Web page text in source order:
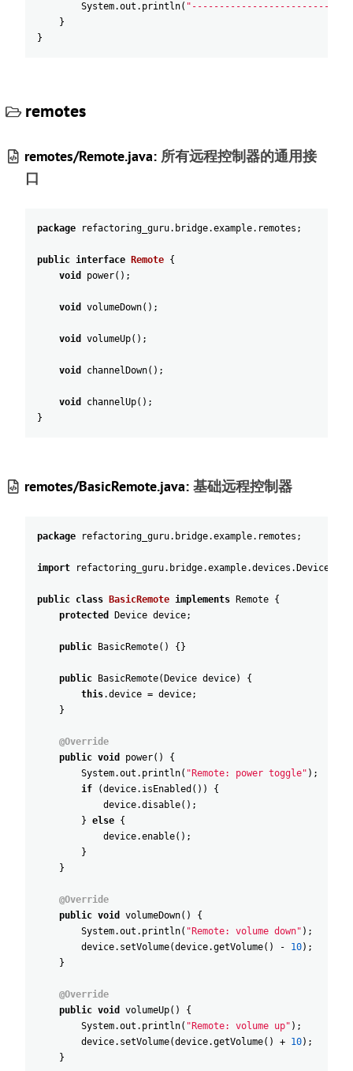
System.out . println(
}
}
remotes
remotes/Remote.java:所有远程控制器的通用接
口
package refactoring_guru. bridge.example. remotes ;
public interface Remote {
void
power( ) ;
void volumeDown( ) ;
void volumeUp( ) ;
void channelDown( ) ;
void channelUp( ) ;
}
remotes/BasicRemote.java:基础远程控制器
package refactoring_guru. bridge.example. remotes ;
import refactoring_guru. bridge.example.devices . Device
public class BasicRemote implements Remote {
protected
Device device;
public BasicRemote( ) { }
public BasicRemote( Device device)
{
this.device = device;
}
@Override
public void power( )
{
System.out . println( "Remote: power toggle" ) ;
if
(device. isEnabled ( ) )
{
device.disable( ) ;
} else {
device.enable( ) ;
}
}
@Override
public void volumeDown( )
{
System.out . println( "Remote: volume down" ) ;
device. setVolume(device.getVolume( ) - 10) ;
}
@Override
public void volumeUp( )
{
System.out . println( "Remote: volume up" ) ;
device. setVolume(device.getVolume( ) + 10) ;
}